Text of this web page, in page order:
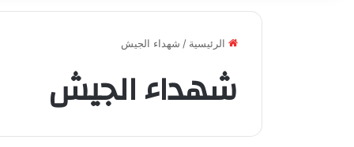
الرئيسية / شهداء الجيش
شهداء الجيش